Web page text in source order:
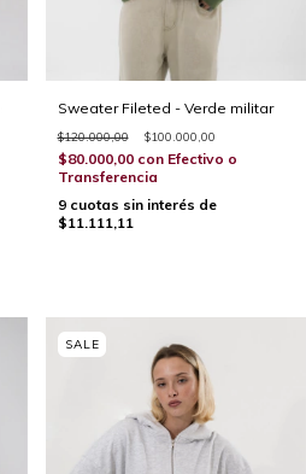
Sweater Fileted - Verde militar
$120.000,00 $100.000,00
$80.000,00 con Efectivo o
Transferencia
9 cuotas sin interés de
$11.111,11